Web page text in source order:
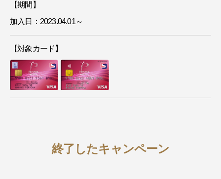
【期間】
加入日：2023.04.01～
【対象カード】
終了したキャンペーン